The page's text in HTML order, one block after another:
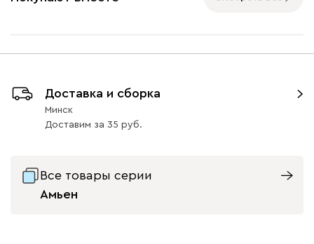
Айвори (Ivory)
Горчичный
Дымчатый
Минт
Доставка и сборка
Минск
Доставим за 35
Все товары серии
Амьен